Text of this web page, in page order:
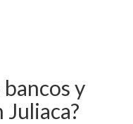
y
Juliaca?